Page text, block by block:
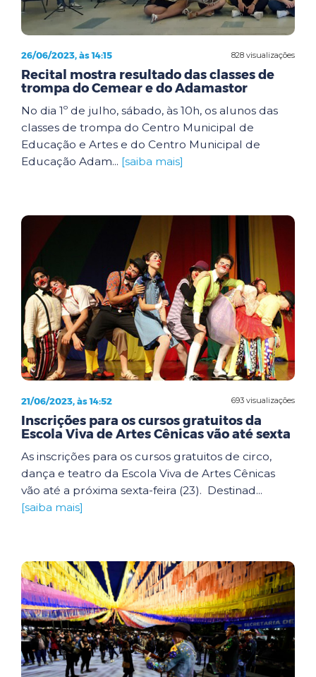
828 visualizações
26/06/2023, às 14:15
Recital mostra resultado das classes de
trompa do Cemear e do Adamastor
No dia 1º de julho, sábado, às 10h, os alunos das
classes de trompa do Centro Municipal de
Educação e Artes e do Centro Municipal de
Educação Adam... [saiba mais]
693 visualizações
21/06/2023, às 14:52
Inscrições para os cursos gratuitos da
Escola Viva de Artes Cênicas vão até sexta
As inscrições para os cursos gratuitos de circo,
dança e teatro da Escola Viva de Artes Cênicas
vão até a próxima sexta-feira (23). Destinad...
[saiba mais]